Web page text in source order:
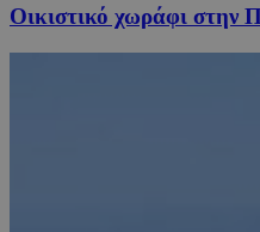
Οικιστικό χωράφι στην